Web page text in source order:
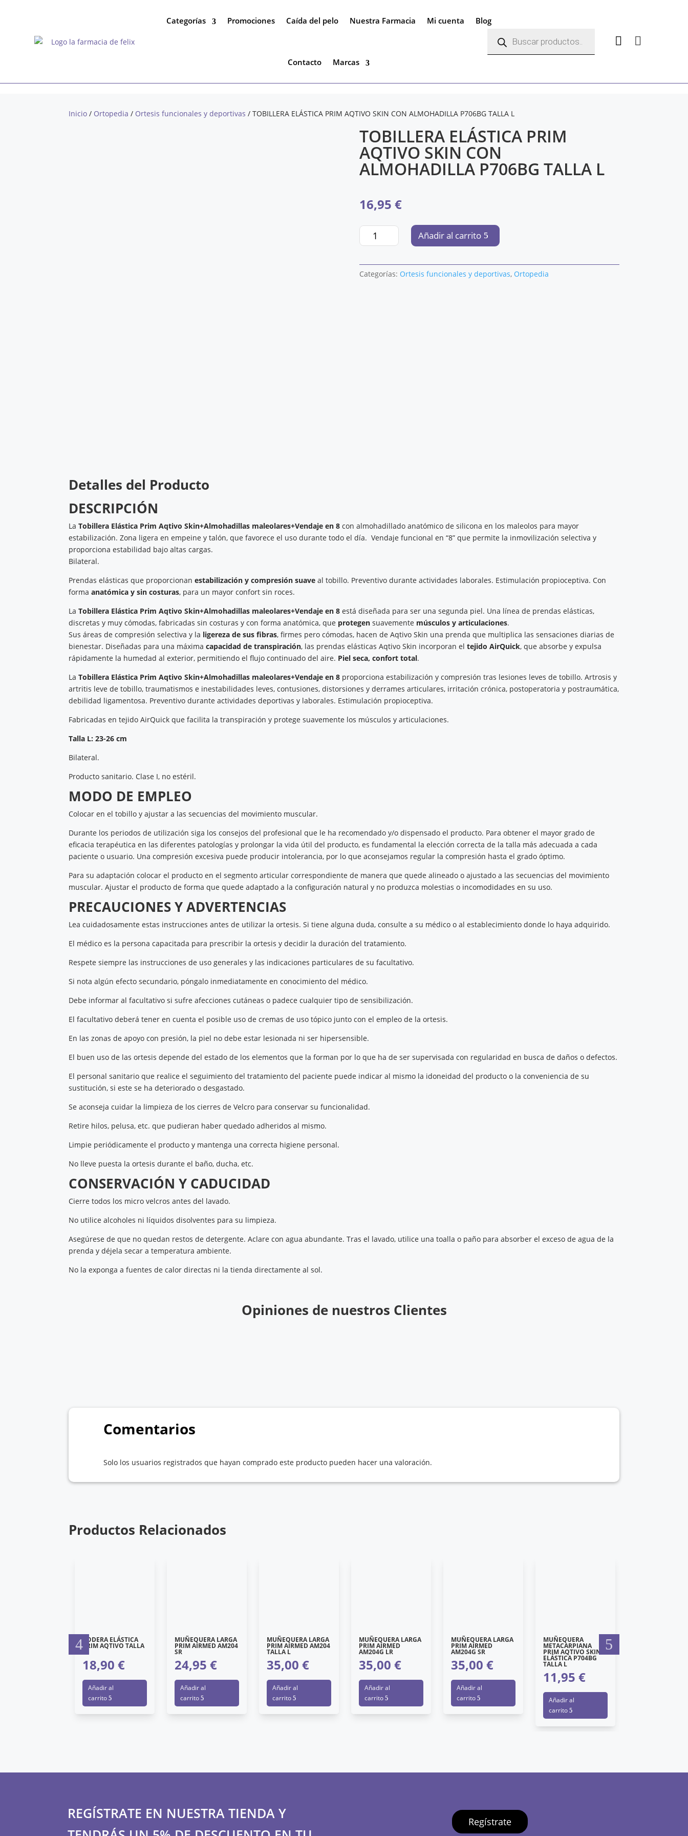
Categorías Promociones Caída del pelo Nuestra Farmacia Mi cuenta Blog
Contacto Marcas
productos  
Inicio / Ortopedia / Ortesis funcionales y deportivas / TOBILLERA ELÁSTICA PRIM AQTIVO SKIN CON ALMOHADILLA P706BG TALLA L
TOBILLERA ELÁSTICA PRIM
AQTIVO SKIN CON
ALMOHADILLA P706BG TALLA L
16,95 €
TOBILLERA
ELÁSTICA
AQTIVO
SKIN
Añadir al carrito
Categorías: Ortesis funcionales y deportivas, Ortopedia
Detalles del Producto
DESCRIPCIÓN
LaTobillera Elástica Prim Aqtivo Skin+Almohadillas maleolares+Vendaje en 8con almohadillado anatómico de silicona en los maleolos para mayor
estabilización. Zona ligera en empeine y talón, que favorece el uso durante todo el día. Vendaje funcional en “8” que permite la inmovilización selectiva y
proporciona estabilidad bajo altas cargas.
Bilateral.
Prendas elásticas que proporcionanestabilización y compresión suave al tobillo. Preventivo durante actividades laborales. Estimulación propioceptiva. Con
formaanatómica y sin costuras, para un mayor confort sin roces.
LaTobillera Elástica Prim Aqtivo Skin+Almohadillas maleolares+Vendaje en 8está diseñada para ser una segunda piel. Una línea de prendas elásticas,
discretas y muy cómodas, fabricadas sin costuras y con forma anatómica, que protegen suavemente músculos y articulaciones.
Sus áreas de compresión selectiva y la ligereza de sus fibras, firmes pero cómodas, hacen de Aqtivo Skin una prenda que multiplica las sensaciones diarias de
bienestar. Diseñadas para una máximacapacidad de transpiración, las prendas elásticas Aqtivo Skin incorporan el tejido AirQuick, que absorbe y expulsa
rápidamente la humedad al exterior, permitiendo el flujo continuado del aire. Piel seca, confort total.
LaTobillera Elástica Prim Aqtivo Skin+Almohadillas maleolares+Vendaje en 8 proporciona estabilización y compresión tras lesiones leves de tobillo. Artrosis y
artritis leve de tobillo, traumatismos e inestabilidades leves, contusiones, distorsiones y derrames articulares, irritación crónica, postoperatoria y postraumática,
debilidad ligamentosa. Preventivo durante actividades deportivas y laborales. Estimulación propioceptiva.
Fabricadas en tejido AirQuick que facilita la transpiración y protege suavemente los músculos y articulaciones.
Talla L: 23-26 cm
Bilateral.
Producto sanitario. Clase I, no estéril.
MODO DE EMPLEO
Colocar en el tobillo y ajustar a las secuencias del movimiento muscular.
Durante los periodos de utilización siga los consejos del profesional que le ha recomendado y/o dispensado el producto. Para obtener el mayor grado de
eficacia terapéutica en las diferentes patologías y prolongar la vida útil del producto, es fundamental la elección correcta de la talla más adecuada a cada
paciente o usuario. Una compresión excesiva puede producir intolerancia, por lo que aconsejamos regular la compresión hasta el grado óptimo.
Para su adaptación colocar el producto en el segmento articular correspondiente de manera que quede alineado o ajustado a las secuencias del movimiento
muscular. Ajustar el producto de forma que quede adaptado a la configuración natural y no produzca molestias o incomodidades en su uso.
PRECAUCIONES Y ADVERTENCIAS
Lea cuidadosamente estas instrucciones antes de utilizar la ortesis. Si tiene alguna duda, consulte a su médico o al establecimiento donde lo haya adquirido.
El médico es la persona capacitada para prescribir la ortesis y decidir la duración del tratamiento.
Respete siempre las instrucciones de uso generales y las indicaciones particulares de su facultativo.
Si nota algún efecto secundario, póngalo inmediatamente en conocimiento del médico.
Debe informar al facultativo si sufre afecciones cutáneas o padece cualquier tipo de sensibilización.
El facultativo deberá tener en cuenta el posible uso de cremas de uso tópico junto con el empleo de la ortesis.
En las zonas de apoyo con presión, la piel no debe estar lesionada ni ser hipersensible.
El buen uso de las ortesis depende del estado de los elementos que la forman por lo que ha de ser supervisada con regularidad en busca de daños o defectos.
El personal sanitario que realice el seguimiento del tratamiento del paciente puede indicar al mismo la idoneidad del producto o la conveniencia de su
sustitución, si este se ha deteriorado o desgastado.
Se aconseja cuidar la limpieza de los cierres de Velcro para conservar su funcionalidad.
Retire hilos, pelusa, etc. que pudieran haber quedado adheridos al mismo.
Limpie periódicamente el producto y mantenga una correcta higiene personal.
No lleve puesta la ortesis durante el baño, ducha, etc.
CONSERVACIÓN Y CADUCIDAD
Cierre todos los micro velcros antes del lavado.
No utilice alcoholes ni líquidos disolventes para su limpieza.
Asegúrese de que no quedan restos de detergente. Aclare con agua abundante. Tras el lavado, utilice una toalla o paño para absorber el exceso de agua de la
prenda y déjela secar a temperatura ambiente.
No la exponga a fuentes de calor directas ni la tienda directamente al sol.
Opiniones de nuestros Clientes
Comentarios
Solo los usuarios registrados que hayan comprado este producto pueden hacer una valoración.
Productos Relacionados
CODERA ELÁSTICA
PRIM AQTIVO TALLA
18,90€
Añadir al
carrito
MUÑEQUERA LARGA
PRIM AIRMED AM204
SR
24,95€
Añadir al
carrito
MUÑEQUERA LARGA
PRIM AIRMED AM204
TALLA L
35,00€
Añadir al
carrito
MUÑEQUERA LARGA
PRIM AIRMED
AM204G LR
35,00€
Añadir al
carrito
MUÑEQUERA LARGA
PRIM AIRMED
AM204G SR
35,00€
Añadir al
carrito
MUÑEQUERA
METACARPIANA
PRIM AQTIVO SKIN
ELÁSTICA P704BG
TALLA L
11,95€
Añadir al
carrito
REGÍSTRATE EN NUESTRA TIENDA Y
Regístrate